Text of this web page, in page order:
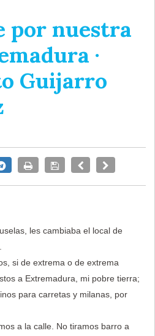
por nuestra
·
Guijarro
les cambiaba el local de
si de extrema o de extrema
a Extremadura, mi pobre tierra;
para carretas y milanas, por
a la calle. No tiramos barro a